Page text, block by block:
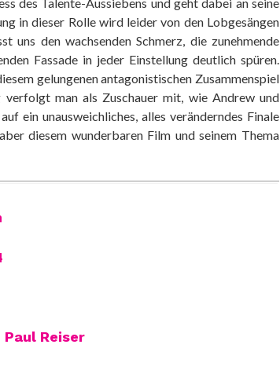
in dieser Rolle wird leider von den Lobgesängen
uns den wachsenden Schmerz, die zunehmende
Fassade in jeder Einstellung deutlich spüren.
gelungenen antagonistischen Zusammenspiel
man als Zuschauer mit, wie Andrew und
ein unausweichliches, alles veränderndes Finale
diesem wunderbaren Film und seinem Thema
Reiser